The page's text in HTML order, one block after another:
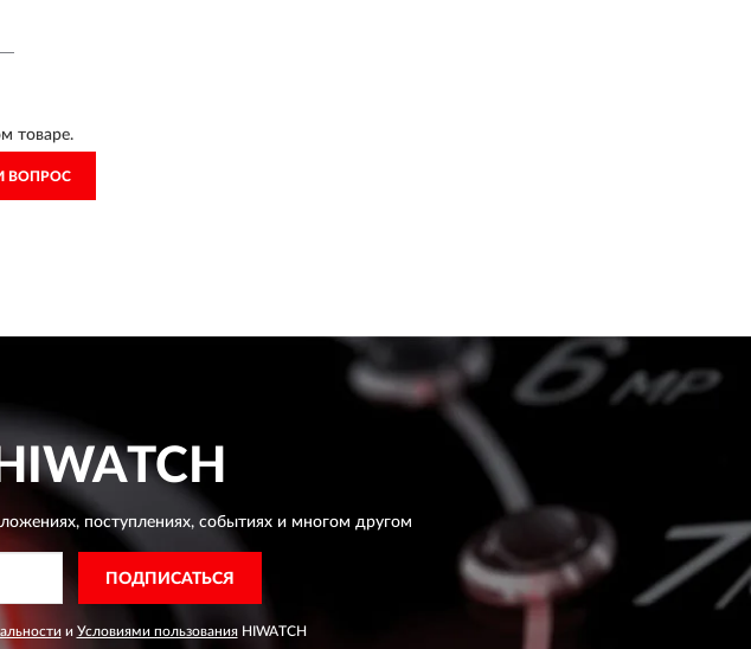
товаре.
ВОПРОС
поступлениях, событиях и многом другом
ПОДПИСАТЬСЯ
и Условиями пользованияHIWATCH